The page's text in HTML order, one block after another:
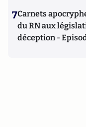
7Carnets
du RN aux
déception -